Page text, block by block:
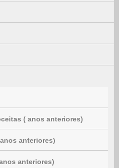
( anos anteriores)
anteriores)
anteriores)